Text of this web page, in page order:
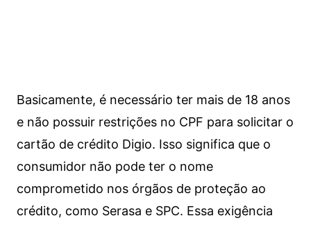
Basicamente, é necessário ter mais de 18 anos
e não possuir restrições no CPF para solicitar o
cartão de crédito Digio. Isso significa que o
consumidor não pode ter o nome
comprometido nos órgãos de proteção ao
crédito, como Serasa e SPC. Essa exigência